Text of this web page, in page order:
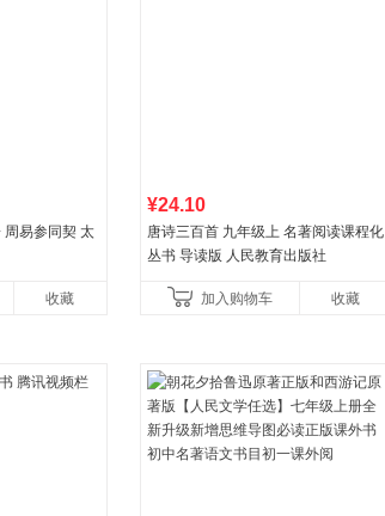
周易参同契 太
收藏
¥24.10
唐诗三百首 九年级上 名著阅读课程化
丛书 导读版 人民教育出版社
加入购物车 收藏